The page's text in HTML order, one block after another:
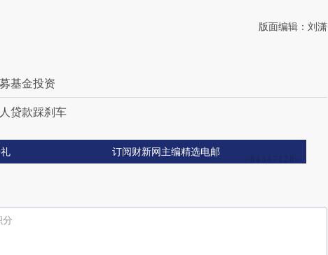
版面编辑：刘潇
基金投资
贷款踩刹车
订阅财新网主编精选电邮
分